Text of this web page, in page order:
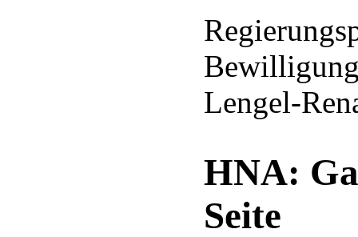
Lengel-
HNA:
Seite